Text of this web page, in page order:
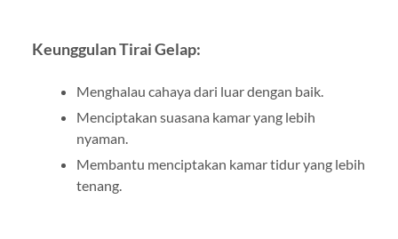
Keunggulan Tirai Gelap:
Menghalau cahaya dari luar dengan baik.
Menciptakan suasana kamar yang lebih
nyaman.
Membantu menciptakan kamar tidur yang lebih
tenang.